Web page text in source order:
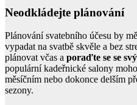
Neodkládejte plánování
Plánování svatebního účesu by
vypadat na svatbě skvěle a bez
plánovat včas a poraďte se se
populární kadeřnické salony
měsíčním nebo dokonce delším
sezony.